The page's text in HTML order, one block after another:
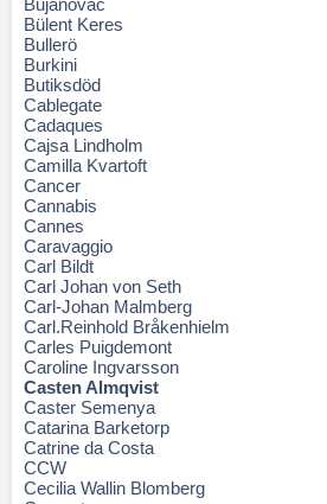
Bujanovac
Bülent Keres
Bullerö
Burkini
Butiksdöd
Cablegate
Cadaques
Cajsa Lindholm
Camilla Kvartoft
Cancer
Cannabis
Cannes
Caravaggio
Carl Bildt
Carl Johan von Seth
Carl-Johan Malmberg
Carl.Reinhold Bråkenhielm
Carles Puigdemont
Caroline Ingvarsson
Casten Almqvist
Caster Semenya
Catarina Barketorp
Catrine da Costa
CCW
Cecilia Wallin Blomberg